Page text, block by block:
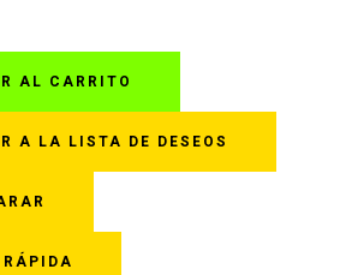
AL CARRITO
A LA LISTA DE DESEOS